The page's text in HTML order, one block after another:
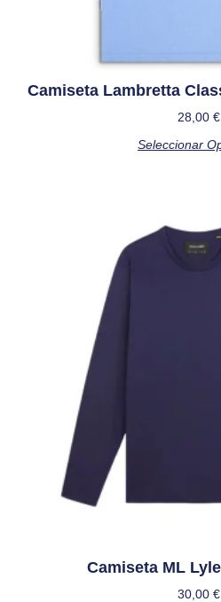
Camiseta Lambretta
28,00 €
Seleccionar
Camiseta ML
30,00 €